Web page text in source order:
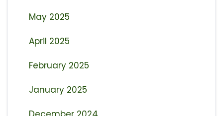
May 2025
April 2025
February 2025
January 2025